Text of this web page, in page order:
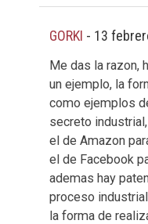
GORKI - 13
Me das la razon,
un ejemplo, la
como ejemplos
secreto
el de Amazon
el de Facebook
ademas hay
proceso
la forma de